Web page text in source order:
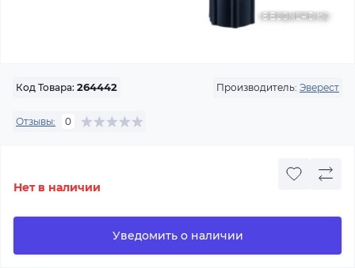
Код Товара: 264442 Производитель: Эверест
Отзывы: 0
Нет в наличии
Уведомить о наличии